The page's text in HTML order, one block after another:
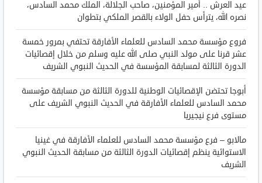
عيد العرش .. أمير المؤمنين، صاحب الجلالة، الملك محمد السادس،
نصره الله، يترأس حفل الولاء بالقصر الملكي بتطوان
فروع مؤسسة محمد السادس للعلماء الأفارقة تحتفي بمرور خمسة
عشر قرنا على مولد النبي صلى الله عليه وسلم من خلال إقصائيات
الدورة الثالثة لمسابقة المؤسسة في الحديث النبوي الشريف
أبوجا تحتضن الإقصائيات الوطنية للدورة الثالثة من مسابقة مؤسسة
محمد السادس للعلماء الأفارقة في الحديث النبوي الشريف على
مستوى فرع نيجيريا
مالابو – فرع مؤسسة محمد السادس للعلماء الأفارقة في غينيا
الاستوائية ينظم إقصائيات الدورة الثالثة من مسابقة الحديث النبوي
الشريف